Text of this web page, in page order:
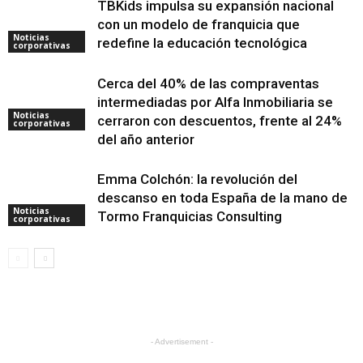
Noticias
corporativas
TBKids impulsa su expansión nacional
con un modelo de franquicia que
redefine la educación tecnológica
Noticias
corporativas
Cerca del 40% de las compraventas
intermediadas por Alfa Inmobiliaria se
cerraron con descuentos, frente al 24%
del año anterior
Noticias
corporativas
Emma Colchón: la revolución del
descanso en toda España de la mano de
Tormo Franquicias Consulting
- Advertisement -